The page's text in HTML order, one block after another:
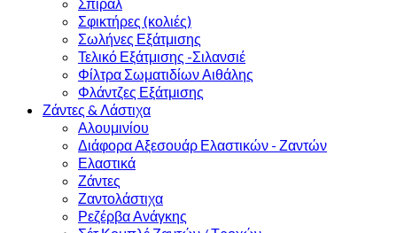
Σπιράλ
Σφικτήρες (κολιές)
Σωλήνες Εξάτμισης
Τελικό Εξάτμισης -Σιλανσιέ
Φίλτρα Σωματιδίων Αιθάλης
Φλάντζες Εξάτμισης
Ζάντες & Λάστιχα
Αλουμινίου
Διάφορα Αξεσουάρ Ελαστικών - Ζαντών
Ελαστικά
Ζάντες
Ζαντολάστιχα
Ρεζέρβα Ανάγκης